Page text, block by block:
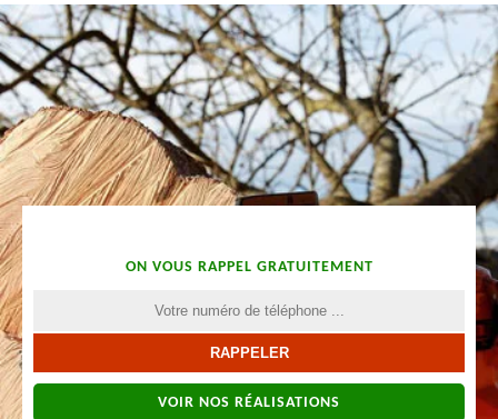
ON VOUS RAPPEL GRATUITEMENT
VOIR NOS RÉALISATIONS